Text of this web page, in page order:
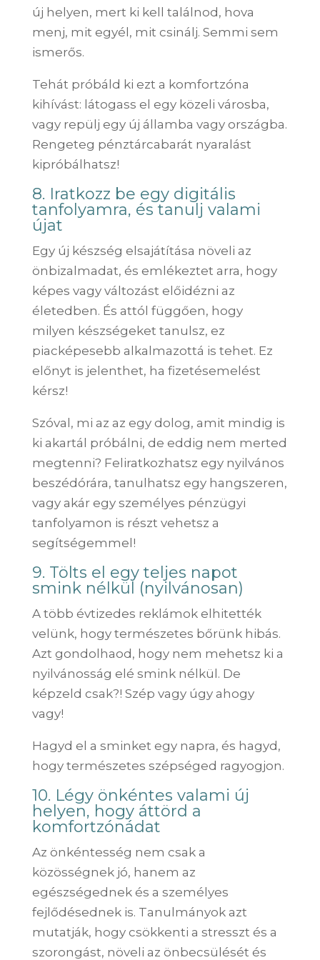
új helyen, mert ki kell találnod, hova
menj, mit egyél, mit csinálj. Semmi sem
ismerős.
Tehát próbáld ki ezt a komfortzóna
kihívást: látogass el egy közeli városba,
vagy repülj egy új államba vagy országba.
Rengeteg pénztárcabarát nyaralást
kipróbálhatsz!
8. Iratkozz be egy digitális
tanfolyamra, és tanulj valami
újat
Egy új készség elsajátítása növeli az
önbizalmadat, és emlékeztet arra, hogy
képes vagy változást előidézni az
életedben. És attól függően, hogy
milyen készségeket tanulsz, ez
piacképesebb alkalmazottá is tehet. Ez
előnyt is jelenthet, ha fizetésemelést
kérsz!
Szóval, mi az az egy dolog, amit mindig is
ki akartál próbálni, de eddig nem merted
megtenni? Feliratkozhatsz egy nyilvános
beszédórára, tanulhatsz egy hangszeren,
vagy akár egy személyes pénzügyi
tanfolyamon is részt vehetsz a
segítségemmel!
9. Tölts el egy teljes napot
smink nélkül (nyilvánosan)
A több évtizedes reklámok elhitették
velünk, hogy természetes bőrünk hibás.
Azt gondolhaod, hogy nem mehetsz ki a
nyilvánosság elé smink nélkül. De
képzeld csak?! Szép vagy úgy ahogy
vagy!
Hagyd el a sminket egy napra, és hagyd,
hogy természetes szépséged ragyogjon.
10. Légy önkéntes valami új
helyen, hogy áttörd a
komfortzónádat
Az önkéntesség nem csak a
közösségnek jó, hanem az
egészségednek és a személyes
fejlődésednek is. Tanulmányok azt
mutatják, hogy csökkenti a stresszt és a
szorongást, növeli az önbecsülését és